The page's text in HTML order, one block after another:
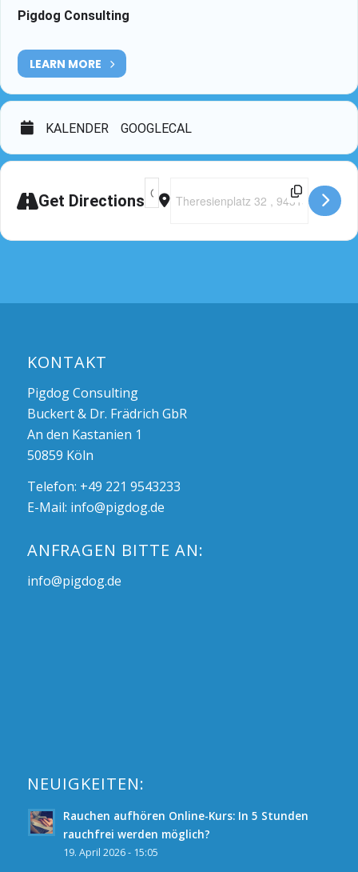
Pigdog Consulting
LEARN MORE
KALENDER GOOGLECAL
Get Directions
Adresse - Seminar Straubing
Destination Address - Seminar
KONTAKT
Pigdog Consulting
Buckert & Dr. Frädrich GbR
An den Kastanien 1
50859 Köln
Telefon: +49 221 9543233
E-Mail: info@pigdog.de
ANFRAGEN BITTE AN:
info@pigdog.de
NEUIGKEITEN:
Rauchen aufhören Online-Kurs: In 5 Stunden
rauchfrei werden möglich?
19. April 2026 - 15:05